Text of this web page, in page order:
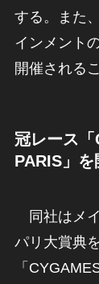
する。また
インメント
開催される
冠レース
PARIS」を
同社はメイ
パリ大賞典
「